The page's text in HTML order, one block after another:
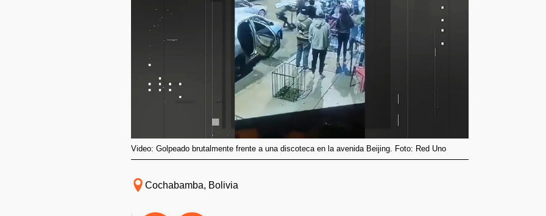
Video: Golpeado brutalmente frente a una discoteca en la avenida Beijing. Foto: Red Uno
Cochabamba, Bolivia